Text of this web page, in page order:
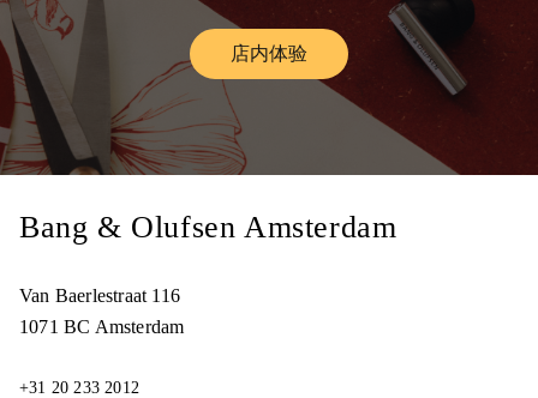
店内体验
Link Opens in New Tab
Bang & Olufsen Amsterdam
Van Baerlestraat 116
1071 BC Amsterdam
+31 20 233 2012